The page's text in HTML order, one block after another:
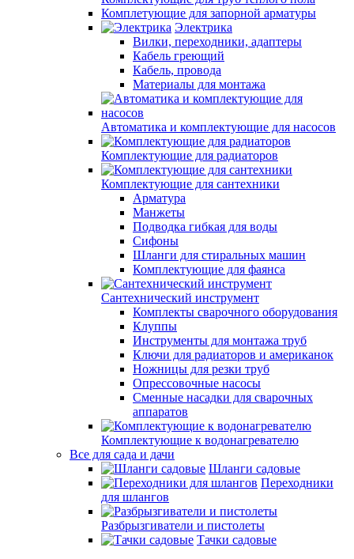
Комплетующие для запорной арматуры
Электрика
Вилки, переходники, адаптеры
Кабель греющий
Кабель, провода
Материалы для монтажа
Автоматика и комплектующие для насосов
Комплектующие для радиаторов
Комплектующие для сантехники
Арматура
Манжеты
Подводка гибкая для воды
Сифоны
Шланги для стиральных машин
Комплектующие для фаянса
Сантехнический инструмент
Комплекты сварочного оборудования
Клуппы
Инструменты для монтажа труб
Ключи для радиаторов и американок
Ножницы для резки труб
Опрессовочные насосы
Сменные насадки для сварочных
аппаратов
Комплектующие к водонагревателю
Все для сада и дачи
Шланги садовые
Переходники
для шлангов
Разбрызгиватели и пистолеты
Тачки садовые